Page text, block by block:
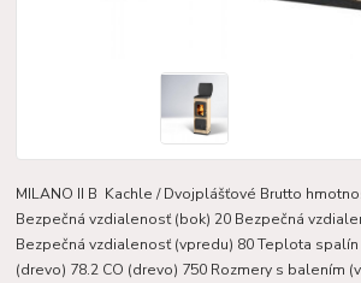
MILANO II B Kachle / Dvojplášťové Brutto
Bezpečná vzdialenosť (bok) 20 Bezpečná
Bezpečná vzdialenosť (vpredu) 80 Teplota
(drevo) 78.2 CO (drevo) 750 Rozmery s balením